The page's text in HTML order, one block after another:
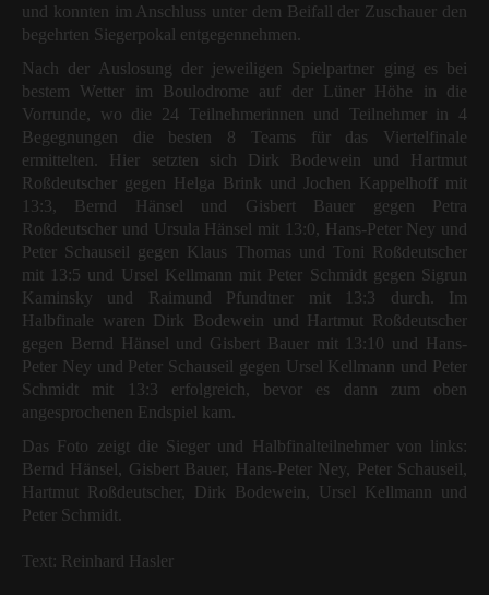
und konnten im Anschluss unter dem Beifall der Zuschauer den
begehrten Siegerpokal entgegennehmen.
Nach der Auslosung der jeweiligen Spielpartner ging es bei
bestem Wetter im Boulodrome auf der Lüner Höhe in die
Vorrunde, wo die 24 Teilnehmerinnen und Teilnehmer in 4
Begegnungen die besten 8 Teams für das Viertelfinale
ermittelten. Hier setzten sich Dirk Bodewein und Hartmut
Roßdeutscher gegen Helga Brink und Jochen Kappelhoff mit
13:3, Bernd Hänsel und Gisbert Bauer gegen Petra
Roßdeutscher und Ursula Hänsel mit 13:0, Hans-Peter Ney und
Peter Schauseil gegen Klaus Thomas und Toni Roßdeutscher
mit 13:5 und Ursel Kellmann mit Peter Schmidt gegen Sigrun
Kaminsky und Raimund Pfundtner mit 13:3 durch. Im
Halbfinale waren Dirk Bodewein und Hartmut Roßdeutscher
gegen Bernd Hänsel und Gisbert Bauer mit 13:10 und Hans-
Peter Ney und Peter Schauseil gegen Ursel Kellmann und Peter
Schmidt mit 13:3 erfolgreich, bevor es dann zum oben
angesprochenen Endspiel kam.
Das Foto zeigt die Sieger und Halbfinalteilnehmer von links:
Bernd Hänsel, Gisbert Bauer, Hans-Peter Ney, Peter Schauseil,
Hartmut Roßdeutscher, Dirk Bodewein, Ursel Kellmann und
Peter Schmidt.
Text: Reinhard Hasler